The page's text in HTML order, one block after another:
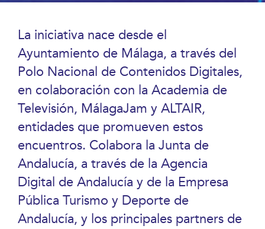
La iniciativa nace desde el
Ayuntamiento de Málaga, a través del
Polo Nacional de Contenidos Digitales,
en colaboración con la Academia de
Televisión, MálagaJam y ALTAIR,
entidades que promueven estos
encuentros. Colabora la Junta de
Andalucía, a través de la Agencia
Digital de Andalucía y de la Empresa
Pública Turismo y Deporte de
Andalucía, y los principales partners de